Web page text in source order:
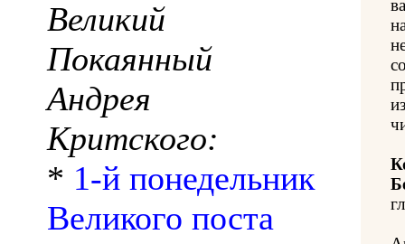
Великий
Покаянный
Андрея
Критского:
* 1-й понедельник
Великого поста